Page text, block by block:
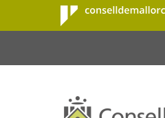
Salta al contingut principal
Consell de
Mallorca